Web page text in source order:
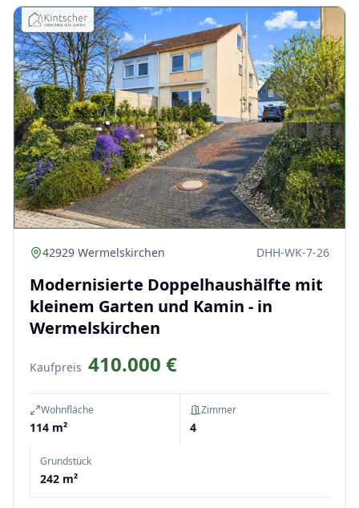
42929 Wermelskirchen DHH-WK-7-26
Modernisierte Doppelhaushälfte mit
kleinem Garten und Kamin - in
Wermelskirchen
Kaufpreis 410.000 €
Wohnfläche
114 m²
Zimmer
4
Grundstück
242 m²